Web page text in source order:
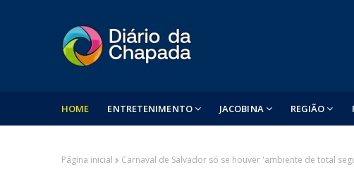
HOME ENTRETENIMENTO JACOBINA REGIÃO
Página inicial Carnaval de Salvador só se houver 'ambiente de total